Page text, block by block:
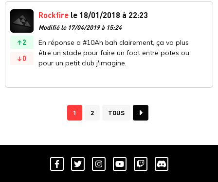
2
0
Rockfire le 18/01/2018 à 22:23
Modifié le 17/04/2019 à 15:24
En réponse a #10Ah bah clairement, ça va plus
être un stade pour faire un foot entre potes ou
pour un petit club j'imagine.
1 2 TOUS